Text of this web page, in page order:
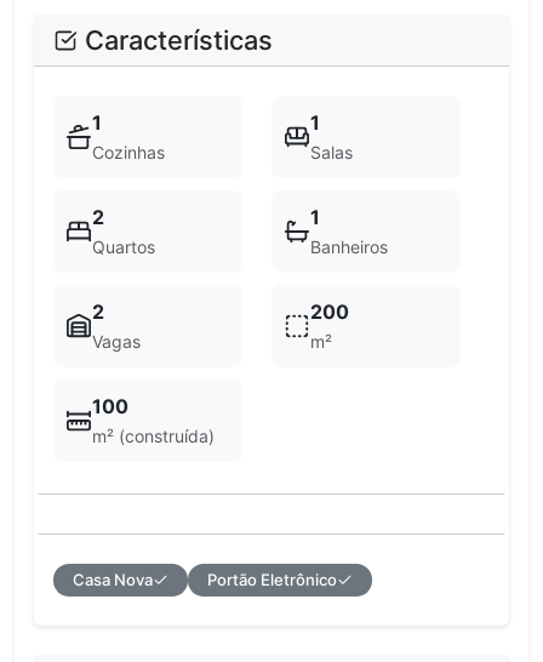
Características
1
Cozinhas
1
Salas
2
Quartos
1
Banheiros
2
Vagas
200
m²
100
m² (construída)
Casa Nova Portão Eletrônico